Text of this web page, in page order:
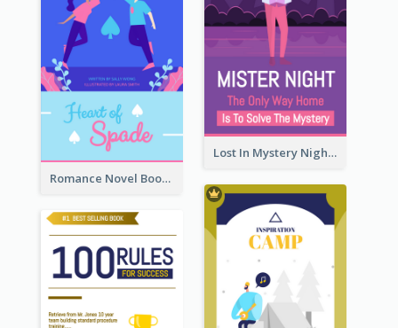
Lost In Mystery Night Book Cover
Romance Novel Book Cover